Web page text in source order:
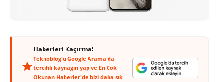
Haberleri Kaçırma!
Teknoblog'u Google Arama'da
tercihli kaynağın yap ve En Çok
Okunan Haberler'de bizi daha sık